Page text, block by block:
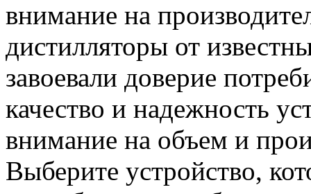
внимание на
дистилляторы от
завоевали доверие
качество и надежность
внимание на объем и
Выберите устройство,